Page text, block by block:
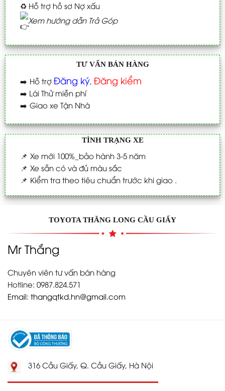
♻️ Hỗ trợ hồ sơ Nợ xấu
Xem hướng dẫn Trả Góp
TƯ VẤN BÁN HÀNG
➡️ Hỗ trợ Đăng ký, Đăng kiểm
➡️ Lái Thử miễn phí
➡️ Giao xe Tận Nhà
TÌNH TRẠNG XE
📌 Xe mới 100%_bảo hành 3-5 năm
📌 Xe sẵn có và đủ màu sắc
📌 Kiểm tra theo tiêu chuẩn trước khi giao .
TOYOTA THĂNG LONG CẦU GIẤY
Mr Thắng
Chuyên viên tư vấn bán hàng
Hotline: 0987.824.571
Email: thangqtkd.hn@gmail.com
316 Cầu Giấy, Q. Cầu Giấy, Hà Nội